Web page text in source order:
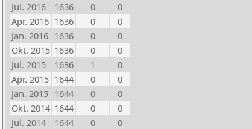
Jul. 2016
1636 0
0
Apr. 2016 1636 0
0
Jan. 2016 1636 0
0
Okt. 2015 1636 0
0
Jul. 2015
1636 1
0
Apr. 2015 1644 0
0
Jan. 2015 1644 0
0
Okt. 2014 1644 0
0
Jul. 2014
1644 0
0